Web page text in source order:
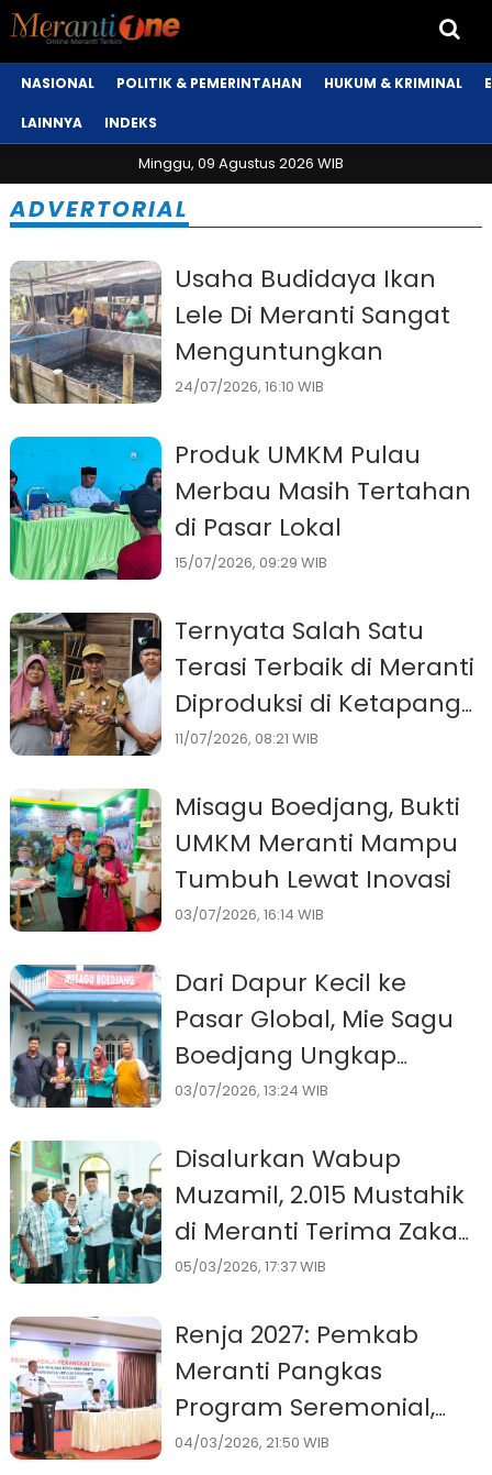
NASIONAL POLITIK & PEMERINTAHAN HUKUM & KRIMINAL
LAINNYA INDEKS
Minggu, 09 Agustus 2026 WIB
ADVERTORIAL
Usaha Budidaya Ikan
Lele Di Meranti Sangat
Menguntungkan
24/07/2026, 16:10 WIB
Produk UMKM Pulau
Merbau Masih Tertahan
di Pasar Lokal
15/07/2026, 09:29 WIB
Ternyata Salah Satu
Terasi Terbaik di Meranti
Diproduksi di Ketapang
Permai
11/07/2026, 08:21 WIB
Misagu Boedjang, Bukti
UMKM Meranti Mampu
Tumbuh Lewat Inovasi
03/07/2026, 16:14 WIB
Dari Dapur Kecil ke
Pasar Global, Mie Sagu
Boedjang Ungkap
Besarnya Dukungan
03/07/2026, 13:24 WIB
Disalurkan Wabup
Muzamil, 2.015 Mustahik
di Meranti Terima Zakat
Konsumtif Ramadan
05/03/2026, 17:37 WIB
Renja 2027: Pemkab
Meranti Pangkas
Program Seremonial,
Fokus Tekan Kemiskinan
04/03/2026, 21:50 WIB